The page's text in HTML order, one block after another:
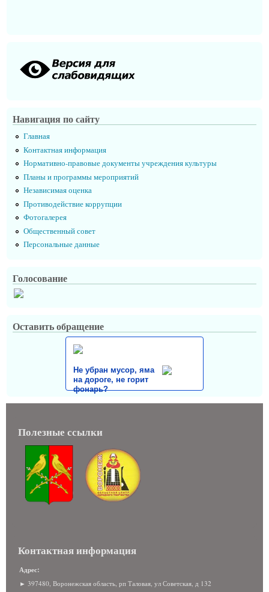
Навигация по сайту
Главная
Контактная информация
Нормативно-правовые документы учреждения культуры
Планы и программы мероприятий
Независимая оценка
Противодействие коррупции
Фотогалерея
Общественный совет
Персональные данные
Голосование
Оставить обращение
Не убран мусор, яма
на дороге, не горит
фонарь?
Полезные ссылки
Контактная информация
Адрес:
► 397480, Воронежская область, рп Таловая, ул Советская, д 132